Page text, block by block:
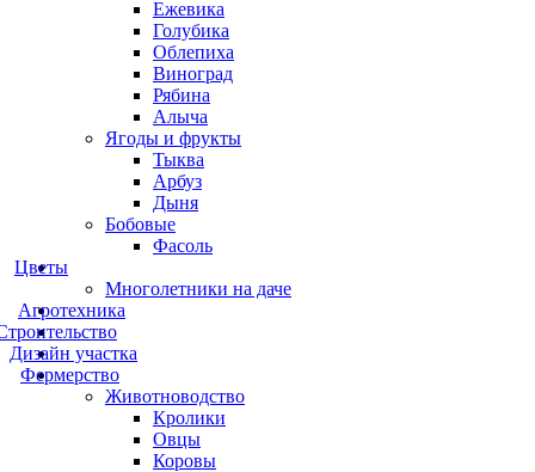
Ежевика
Голубика
Облепиха
Виноград
Рябина
Алыча
Ягоды и фрукты
Тыква
Арбуз
Дыня
Бобовые
Фасоль
Цветы
Многолетники на даче
Агротехника
Дизайн участка
Фермерство
Животноводство
Кролики
Овцы
Коровы